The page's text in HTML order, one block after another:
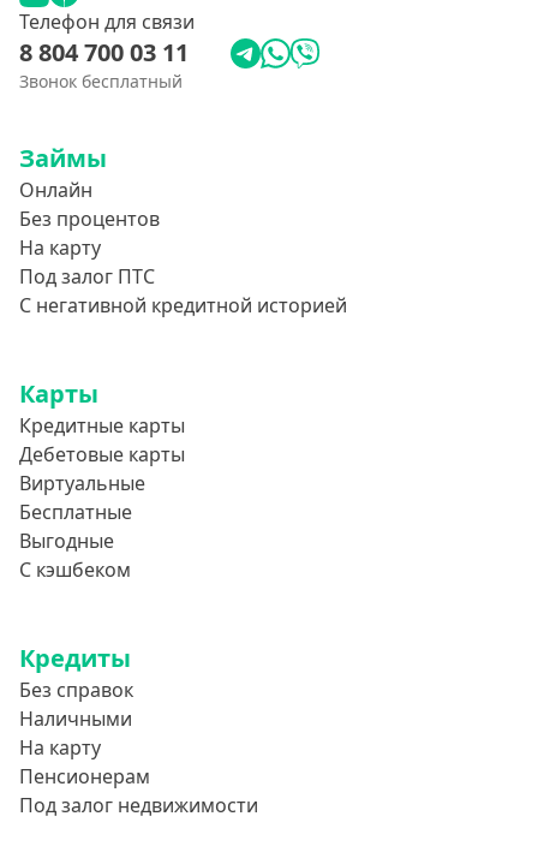
Телефон для связи
8 804 700 03 11
Звонок бесплатный
Займы
Онлайн
Без процентов
На карту
Под залог ПТС
С негативной кредитной историей
Карты
Кредитные карты
Дебетовые карты
Виртуальные
Бесплатные
Выгодные
С кэшбеком
Кредиты
Без справок
Наличными
На карту
Пенсионерам
Под залог недвижимости